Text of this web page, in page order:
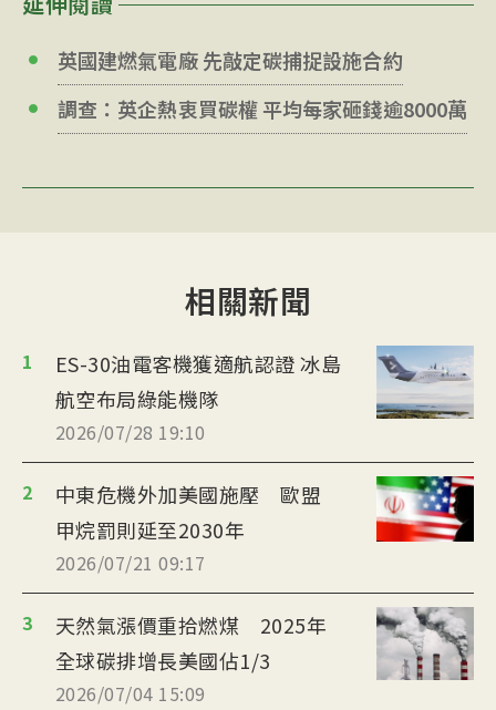
英國建燃氣電廠 先敲定碳捕捉設施合約
調查：英企熱衷買碳權 平均每家砸錢逾8000萬
相關新聞
1
ES-30油電客機獲適航認證 冰島
航空布局綠能機隊
2026/07/28 19:10
2
中東危機外加美國施壓 歐盟
甲烷罰則延至2030年
2026/07/21 09:17
3
天然氣漲價重拾燃煤 2025年
全球碳排增長美國佔1/3
2026/07/04 15:09